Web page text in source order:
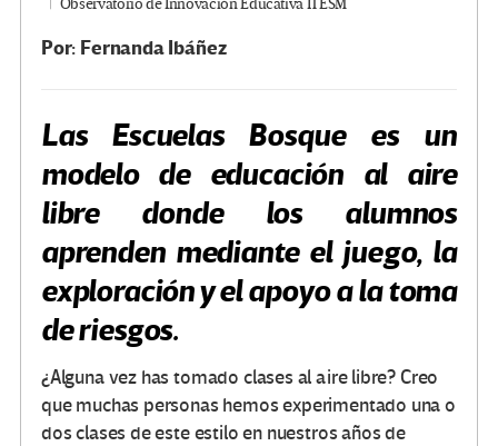
Observatorio de Innovación Educativa ITESM
Por: Fernanda Ibáñez
Las Escuelas Bosque es un
modelo de educación al aire
libre donde los alumnos
aprenden mediante el juego, la
exploración y el apoyo a la toma
de riesgos.
¿Alguna vez has tomado clases al aire libre? Creo
que muchas personas hemos experimentado una o
dos clases de este estilo en nuestros años de